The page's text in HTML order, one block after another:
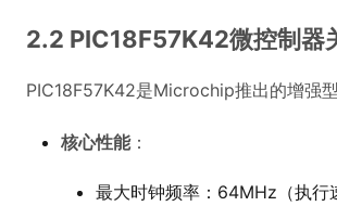
2.2 PIC18F57K42微控制器
PIC18F57K42是Microchip推出的增强
核心性能：
最大时钟频率：64MHz（执行